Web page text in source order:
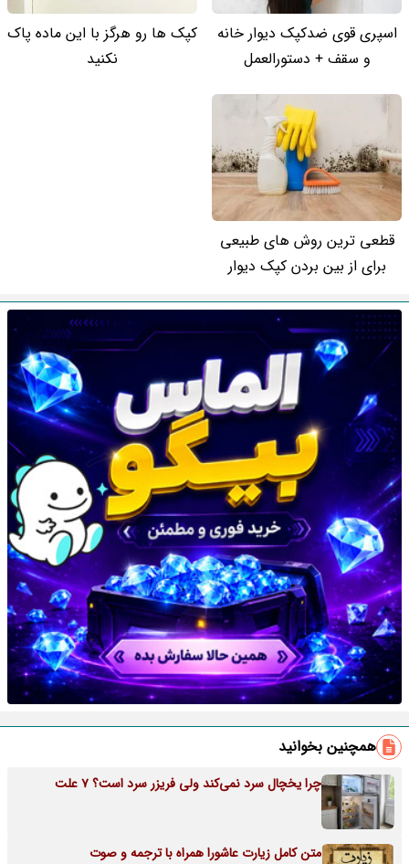
اسپری قوی ضدکپک دیوار خانه
و سقف + دستورالعمل
کپک ها رو هرگز با این ماده پاک
نکنید
قطعی ترین روش های طبیعی
برای از بین بردن کپک دیوار
همچنین بخوانید
چرا یخچال سرد نمی‌کند ولی فریزر سرد است؟ 7 علت
متن کامل زیارت عاشورا همراه با ترجمه و صوت